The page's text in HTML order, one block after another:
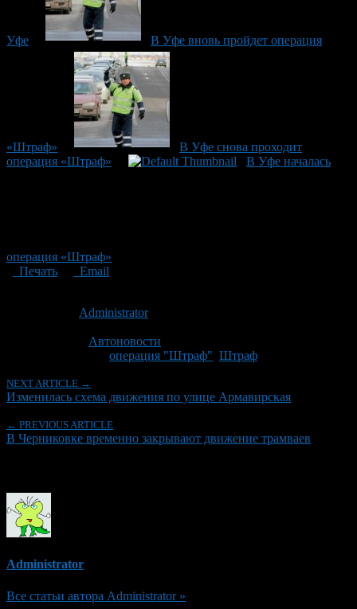
Уфе В Уфе вновь пройдет операция
«Штраф»
В Уфе снова проходит
операция «Штраф»
В Уфе началась
операция «Штраф»
Печать
Email
Administrator
Автоновости
операция "Штраф" Штраф
NEXT ARTICLE →
Изменилась схема движения по улице Армавирская
← PREVIOUS ARTICLE
В Черниковке временно закрывают движение трамваев
Administrator
Все статьи автора Administrator »